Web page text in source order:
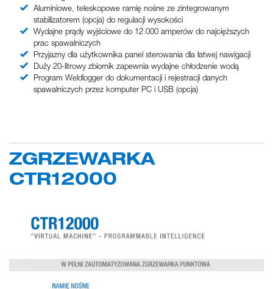
Aluminiowe, teleskopowe ramię nośne ze zintegrowanym
stabilizatorem (opcja) do regulacji wysokości
Wydajne prądy wyjściowe do 12 000 amperów do najcięższych
prac spawalniczych
Przyjazny dla użytkownika panel sterowania dla łatwej nawigacji
Duży 20-litrowy zbiornik zapewnia wydajne chłodzenie wodą
Program Weldlogger do dokumentacji i rejestracji danych
spawalniczych przez komputer PC i USB (opcja)
ZGRZEWARKA
CTR12000